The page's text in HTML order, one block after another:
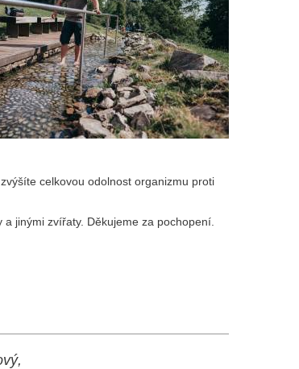
celkovou odolnost organizmu proti
jinými zvířaty. Děkujeme za pochopení.